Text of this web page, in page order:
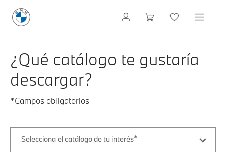
¿Qué catálogo te gustaría
descargar?
*Campos obligatorios
Selecciona el catálogo de tu interés